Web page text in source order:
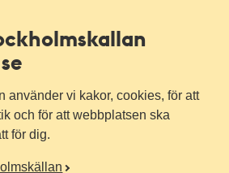
använder vi kakor, cookies, för att
och för att webbplatsen ska
för dig.